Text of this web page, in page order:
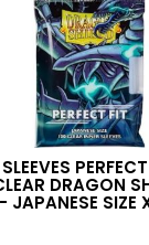
SLEEVES
DRAGON
- JAPANESE SIZE